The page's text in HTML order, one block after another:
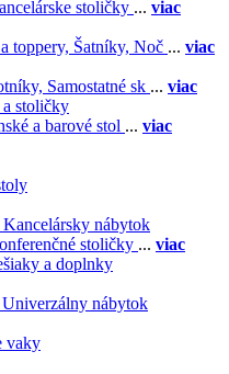
stoličky ... viac
toppery, Šatníky, Noč ... viac
Samostatné sk ... viac
stoličky
a barové stol ... viac
Kancelársky nábytok
stoličky ... viac
a doplnky
Univerzálny nábytok
vaky